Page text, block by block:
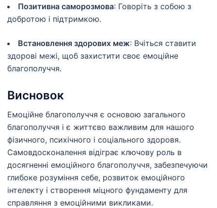
Позитивна саморозмова: Говоріть з собою з
добротою і підтримкою.
Встановлення здорових меж: Вчіться ставити
здорові межі, щоб захистити своє емоційне
благополуччя.
Висновок
Емоційне благополуччя є основою загального
благополуччя і є життєво важливим для нашого
фізичного, психічного і соціального здоровя.
Самовдосконалення відіграє ключову роль в
досягненні емоційного благополуччя, забезпечуючи
глибоке розуміння себе, розвиток емоційного
інтелекту і створення міцного фундаменту для
справляння з емоційними викликами.